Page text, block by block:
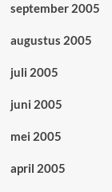
september 2005
augustus 2005
juli 2005
juni 2005
mei 2005
april 2005